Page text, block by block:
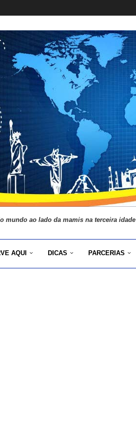
mundo ao lado da mamis na terceira idade
AQUI DICAS PARCERIAS